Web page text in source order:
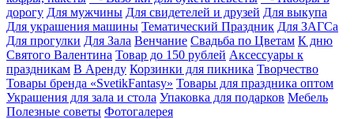
дорогу Для мужчины Для свидетелей и друзей Для выкупа
Для украшения машины Тематический Праздник Для ЗАГСа
Для прогулки Для Зала Венчание Свадьба по Цветам К дню
Святого Валентина Товар до 150 рублей Аксессуары к
праздникам В Аренду Корзинки для пикника Творчество
Товары бренда «SvetikFantasy» Товары для праздника оптом
Украшения для зала и стола Упаковка для подарков Мебель
Полезные советы Фотогалерея